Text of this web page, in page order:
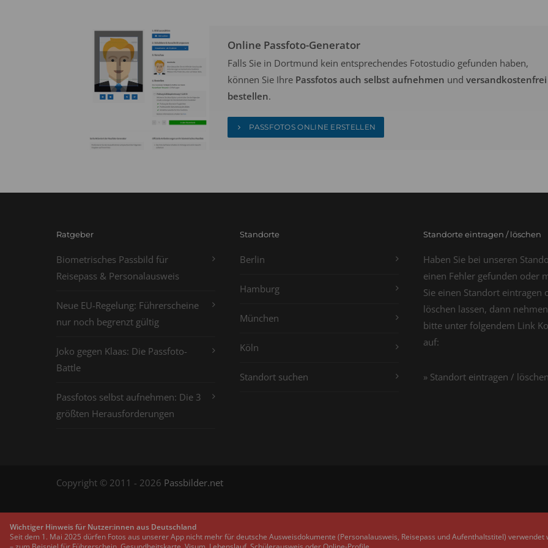
Online Passfoto-Generator
Falls Sie in Dortmund kein entsprechendes Fotostudio gefunden haben,
können Sie Ihre Passfotos auch selbst aufnehmen und versandkostenfrei
bestellen.
PASSFOTOS ONLINE ERSTELLEN
Ratgeber
Biometrisches Passbild für
Reisepass & Personalausweis
Neue EU-Regelung: Führerscheine
nur noch begrenzt gültig
Joko gegen Klaas: Die Passfoto-
Battle
Passfotos selbst aufnehmen: Die 3
größten Herausforderungen
Standorte
Berlin
Hamburg
München
Köln
Standort suchen
Standorte eintragen / löschen
Haben Sie bei unseren
einen Fehler gefunden oder
Sie einen Standort eintragen
löschen lassen, dann
bitte unter folgendem Link
auf:
» Standort eintragen / löschen
Copyright © 2011 - 2026 Passbilder.net
Wichtiger Hinweis für Nutzer:innen aus Deutschland
Seit dem 1. Mai 2025 dürfen Fotos aus unserer App nicht mehr für deutsche Ausweisdokumente (Personalausweis, Reisepass und Aufenthaltstitel)